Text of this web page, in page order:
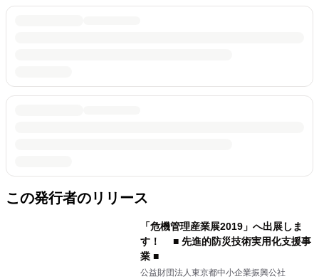
この発行者のリリース
「危機管理産業展2019」へ出展しま
す！ ■ 先進的防災技術実用化支援事
業 ■
公益財団法人東京都中小企業振興公社